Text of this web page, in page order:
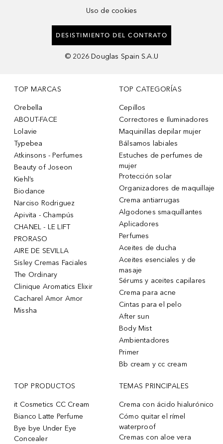
Uso de cookies
DESISTIMIENTO DEL CONTRATO
© 2026 Douglas Spain S.A.U
TOP MARCAS
Orebella
ABOUT-FACE
Lolavie
Typebea
Atkinsons - Perfumes
Beauty of Joseon
Kiehl’s
Biodance
Narciso Rodriguez
Apivita - Champús
CHANEL - LE LIFT
PRORASO
AIRE DE SEVILLA
Sisley Cremas Faciales
The Ordinary
Clinique Aromatics Elixir
Cacharel Amor Amor
Missha
TOP CATEGORÍAS
Cepillos
Correctores e Iluminadores
Maquinillas depilar mujer
Bálsamos labiales
Estuches de perfumes de
mujer
Protección solar
Organizadores de maquillaje
Crema antiarrugas
Algodones smaquillantes
Aplicadores
Perfumes
Aceites de ducha
Aceites esenciales y de
masaje
Sérums y aceites capilares
Crema para acne
Cintas para el pelo
After sun
Body Mist
Ambientadores
Primer
Bb cream y cc cream
TOP PRODUCTOS
it Cosmetics CC Cream
Bianco Latte Perfume
Bye bye Under Eye
Concealer
TEMAS PRINCIPALES
Crema con ácido hialurónico
Cómo quitar el rímel
waterproof
Cremas con aloe vera